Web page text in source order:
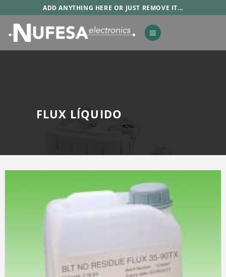
al
contenido
ADD ANYTHING HERE OR JUST REMOVE IT...
FLUX LÍQUIDO